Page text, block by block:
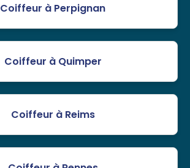
Coiffeur à Perpignan
Coiffeur à Quimper
Coiffeur à Reims